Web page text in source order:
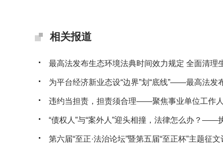
相关报道
最高法发布生态环境法典时间效力规定 全面清理
为平台经济新业态设“边界”划“底线”——最高法发
违约当担责，担责须合理——聚焦事业单位工作
“债权人”与“案外人”迎头相撞，法律怎么办？——
第六届“至正·法治论坛”暨第五届“至正杯”主题征文